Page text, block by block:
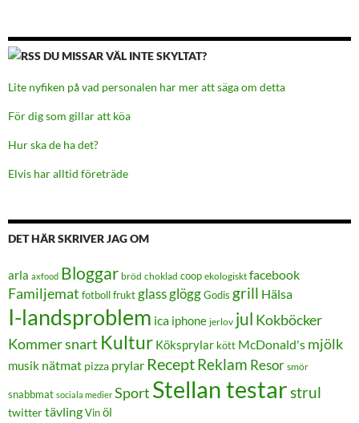
DU MISSAR VÄL INTE SKYLTAT?
Lite nyfiken på vad personalen har mer att säga om detta
För dig som gillar att köa
Hur ska de ha det?
Elvis har alltid företräde
DET HÄR SKRIVER JAG OM
arla axfood Bloggar bröd choklad coop ekologiskt facebook
Familjemat fotboll fruktglassglöggGodis grill Hälsa
I-landsproblem ica iphone jerlov jul Kokböcker
Kommer snart Kultur Köksprylar kött McDonald's mjölk
musik nätmat pizza prylar ReceptReklam Resor smör
snabbmat sociala medier Sport Stellan testarstrul
twittertävling Vin öl